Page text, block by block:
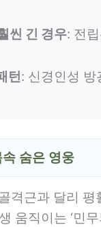
씬 긴 경우: 전
턴: 신경인성 방
숨은 영웅
격근과 달리 평
움직이는 ‘민